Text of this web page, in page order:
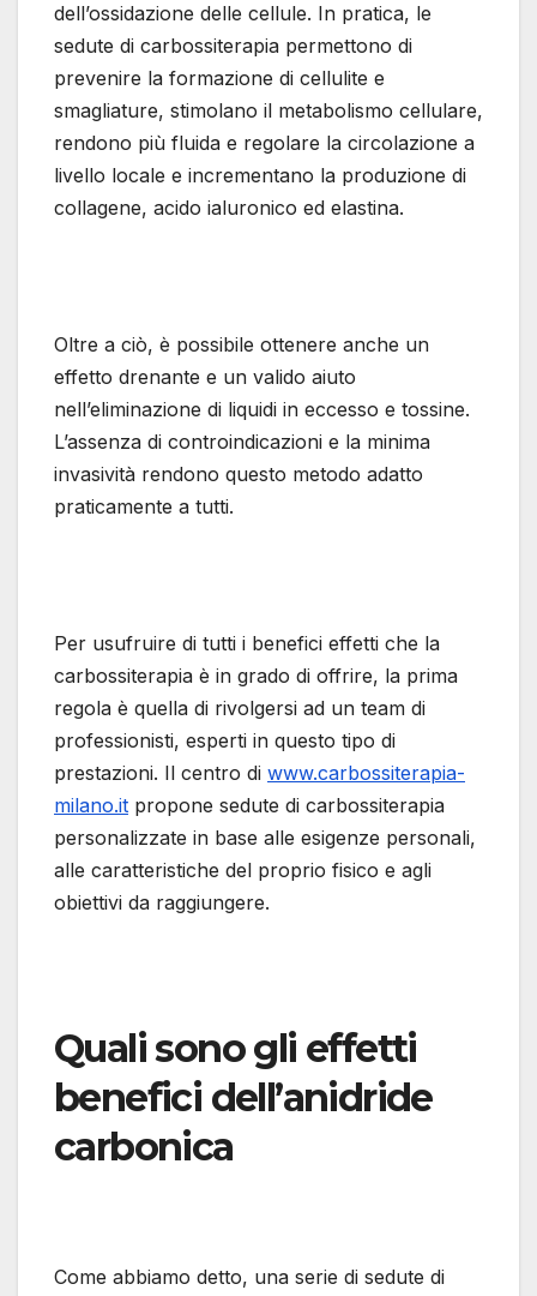
dell’ossidazione delle cellule. In pratica, le
sedute di carbossiterapia permettono di
prevenire la formazione di cellulite e
smagliature, stimolano il metabolismo cellulare,
rendono più fluida e regolare la circolazione a
livello locale e incrementano la produzione di
collagene, acido ialuronico ed elastina.
Oltre a ciò, è possibile ottenere anche un
effetto drenante e un valido aiuto
nell’eliminazione di liquidi in eccesso e tossine.
L’assenza di controindicazioni e la minima
invasività rendono questo metodo adatto
praticamente a tutti.
Per usufruire di tutti i benefici effetti che la
carbossiterapia è in grado di offrire, la prima
regola è quella di rivolgersi ad un team di
professionisti, esperti in questo tipo di
prestazioni. Il centro di www.carbossiterapia-
milano.it propone sedute di carbossiterapia
personalizzate in base alle esigenze personali,
alle caratteristiche del proprio fisico e agli
obiettivi da raggiungere.
Quali sono gli effetti
benefici dell’anidride
carbonica
Come abbiamo detto, una serie di sedute di